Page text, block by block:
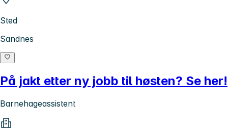
Sted
Sandnes
På jakt etter ny jobb til høsten? Se her!
Barnehageassistent